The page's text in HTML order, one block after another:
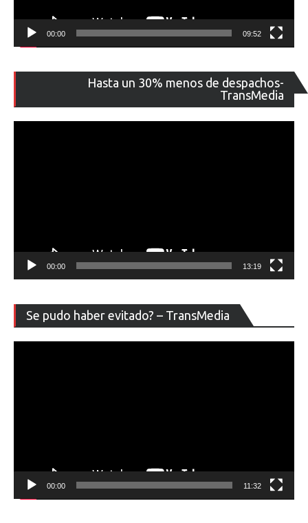
00:00 09:52
Hasta un 30% menos de despachos-
TransMedia
de
00:00 13:19
Se pudo haber evitado? – TransMedia
de
00:00 11:32